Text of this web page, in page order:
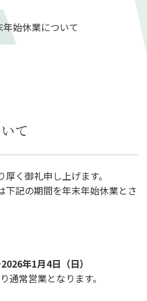
年始休業について
て
く御礼申し上げます。
下記の期間を年末年始休業とさ
年1月4日（日）
常営業となります。